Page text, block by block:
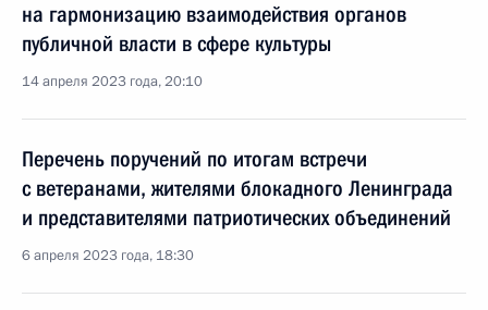
на гармонизацию взаимодействия органов
публичной власти в сфере культуры
14 апреля 2023 года, 20:10
Перечень поручений по итогам встречи
с ветеранами, жителями блокадного Ленинграда
и представителями патриотических объединений
6 апреля 2023 года, 18:30